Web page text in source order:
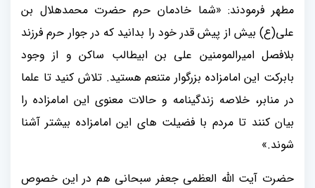
مطهر فرمودند: «شما خادمان حرم حضرت محمدهلال بن
علی(ع) بیش از پیش قدر خود را بدانید که در جوار حرم فرزند
بلافصل امیرالمومنین علی بن ابیطالب ساکن و از وجود
بابرکت این امامزاده بزرگوار متنعم هستید. تلاش کنید تا علما
در منابر، خلاصه زندگینامه و حالات معنوی این امامزاده را
بیان کنند تا مردم با فضیلت های این امامزاده بیشتر آشنا
شوند.»
حضرت آیت الله العظمی جعفر سبحانی هم در این خصوص